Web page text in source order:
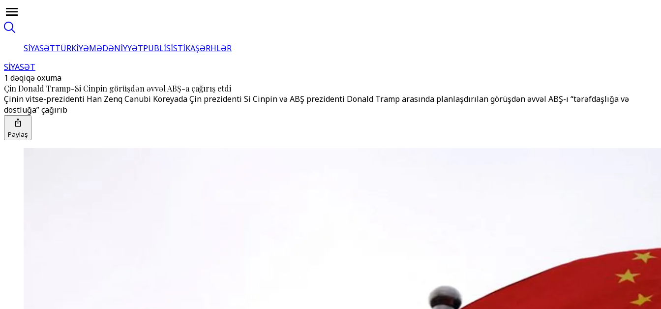
SİYASƏTTÜRKİYƏMƏDƏNİYYƏTPUBLİSİSTİKAŞƏRHLƏR
SİYASƏT
1 dəqiqə oxuma
Çin Donald Tramp-Si Cinpin görüşdən əvvəl ABŞ-a çağırış etdi
Çinin vitse-prezidenti Han Zenq Cənubi Koreyada Çin prezidenti Si Cinpin və ABŞ prezidenti Donald Tramp arasında planlaşdırılan görüşdən əvvəl ABŞ-ı “tərəfdaşlığa və
dostluğa” çağırıb
Paylaş